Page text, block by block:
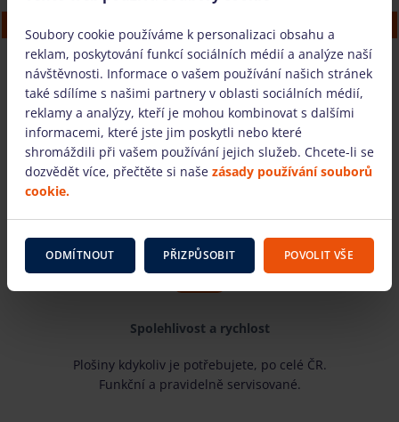
Hliníková věž (11m, Clima, šířka 1.45 m)
MÁM DOTAZ
Proč si nás vybrat?
Spolehlivost a rychlost
Plošiny kdykoliv je potřebujete, po celé ČR.
Funkční a pravidelně servisované.
Soubory cookie používáme k personalizaci obsahu a
reklam, poskytování funkcí sociálních médií a analýze naší
návštěvnosti. Informace o vašem používání našich stránek
také sdílíme s našimi partnery v oblasti sociálních médií,
reklamy a analýzy, kteří je mohou kombinovat s dalšími
informacemi, které jste jim poskytli nebo které
shromáždili při vašem používání jejich služeb. Chcete-li se
dozvědět více, přečtěte si naše zásady používání souborů
cookie.
ODMÍTNOUT PŘIZPŮSOBIT POVOLIT VŠE